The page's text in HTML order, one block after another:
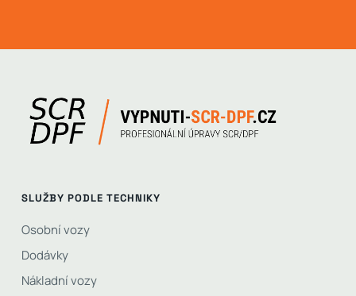
SLUŽBY PODLE TECHNIKY
Osobní vozy
Dodávky
Nákladní vozy